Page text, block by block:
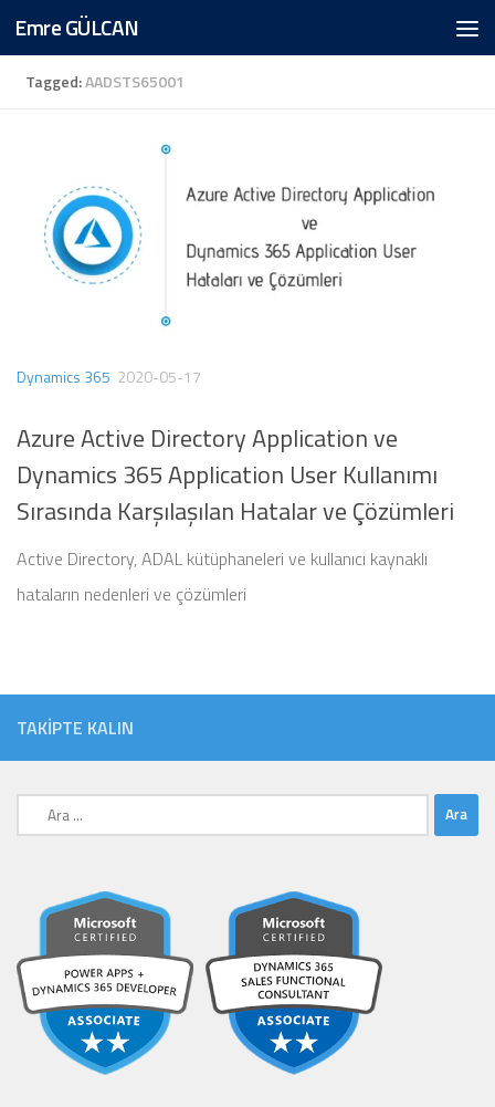
Skip to content
Emre GÜLCAN
Tagged:AADSTS65001
Dynamics 365 2020-05-17
Azure Active Directory Application ve
Dynamics 365 Application User Kullanımı
Sırasında Karşılaşılan Hatalar ve Çözümleri
Active Directory, ADAL kütüphaneleri ve kullanıcı kaynaklı
hataların nedenleri ve çözümleri
TAKIPTE KALIN
Arama: